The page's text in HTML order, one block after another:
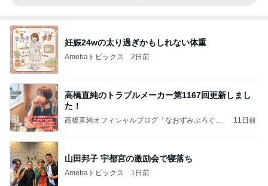
妊娠24wの太り過ぎかもしれない体重
Amebaトピックス 2日前
高橋直純のトラブルメーカー第1167回更新しまし
た！
高橋直純オフィシャルブログ「なおずみぶろぐ」
11日前
山田邦子 宇都宮の激励会で寝落ち
Amebaトピックス 1日前